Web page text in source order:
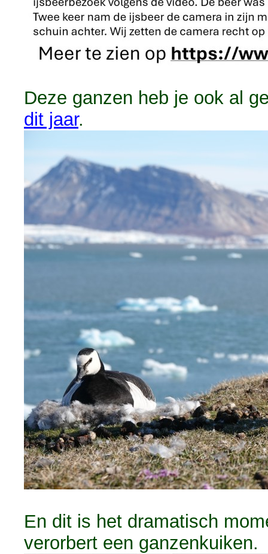
Deze ganzen heb je ook al
dit jaar.
En dit is het dramatisch
verorbert een ganzenkuiken.